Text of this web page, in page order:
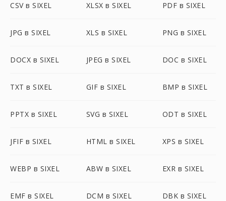
CSV в SIXEL XLSX в SIXEL PDF в SIXEL
JPG в SIXEL XLS в SIXEL PNG в SIXEL
DOCX в SIXEL JPEG в SIXEL DOC в SIXEL
TXT в SIXEL GIF в SIXEL BMP в SIXEL
PPTX в SIXEL SVG в SIXEL ODT в SIXEL
JFIF в SIXEL HTML в SIXEL XPS в SIXEL
WEBP в SIXEL ABW в SIXEL EXR в SIXEL
EMF в SIXEL DCM в SIXEL DBK в SIXEL